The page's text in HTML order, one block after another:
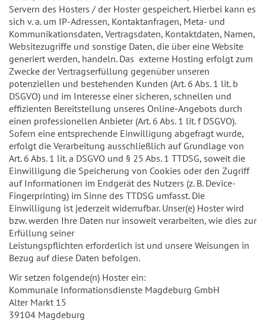
Servern des Hosters / der Hoster gespeichert. Hierbei kann es
sich v. a. um IP-Adressen, Kontaktanfragen, Meta- und
Kommunikationsdaten, Vertragsdaten, Kontaktdaten, Namen,
Websitezugriffe und sonstige Daten, die über eine Website
generiert werden, handeln. Das externe Hosting erfolgt zum
Zwecke der Vertragserfüllung gegenüber unseren
potenziellen und bestehenden Kunden (Art. 6 Abs. 1 lit. b
DSGVO) und im Interesse einer sicheren, schnellen und
effizienten Bereitstellung unseres Online-Angebots durch
einen professionellen Anbieter (Art. 6 Abs. 1 lit. f DSGVO).
Sofern eine entsprechende Einwilligung abgefragt wurde,
erfolgt die Verarbeitung ausschließlich auf Grundlage von
Art. 6 Abs. 1 lit. a DSGVO und § 25 Abs. 1 TTDSG, soweit die
Einwilligung die Speicherung von Cookies oder den Zugriff
auf Informationen im Endgerät des Nutzers (z. B. Device-
Fingerprinting) im Sinne des TTDSG umfasst. Die
Einwilligung ist jederzeit widerrufbar. Unser(e) Hoster wird
bzw. werden Ihre Daten nur insoweit verarbeiten, wie dies zur
Erfüllung seiner
Leistungspflichten erforderlich ist und unsere Weisungen in
Bezug auf diese Daten befolgen.
Wir setzen folgende(n) Hoster ein:
Kommunale Informationsdienste Magdeburg GmbH
Alter Markt 15
39104 Magdeburg